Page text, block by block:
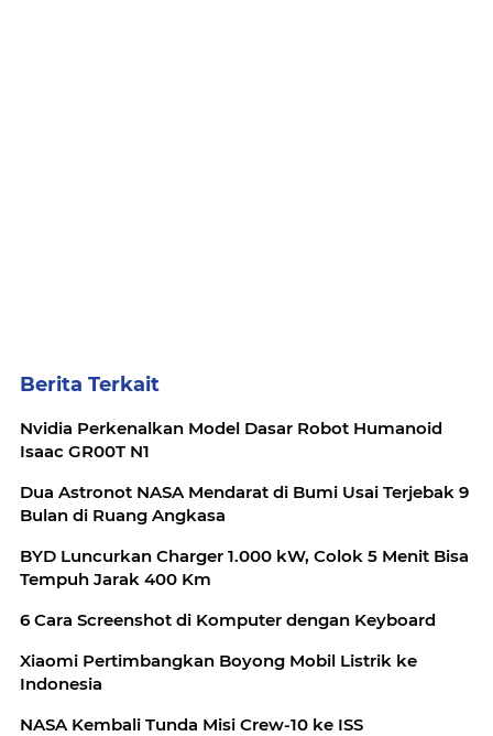
Berita Terkait
Nvidia Perkenalkan Model Dasar Robot Humanoid
Isaac GR00T N1
Dua Astronot NASA Mendarat di Bumi Usai Terjebak 9
Bulan di Ruang Angkasa
BYD Luncurkan Charger 1.000 kW, Colok 5 Menit Bisa
Tempuh Jarak 400 Km
6 Cara Screenshot di Komputer dengan Keyboard
Xiaomi Pertimbangkan Boyong Mobil Listrik ke
Indonesia
NASA Kembali Tunda Misi Crew-10 ke ISS